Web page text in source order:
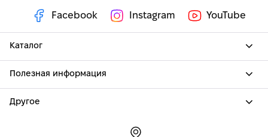
Facebook Instagram YouTube
Каталог
Полезная информация
Другое